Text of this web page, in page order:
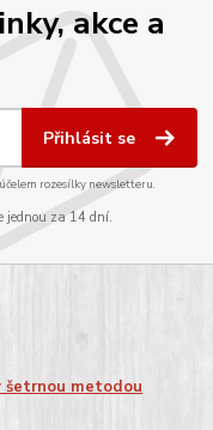
akce a
Přihlásit se
rozesílky newsletteru.
jednou za 14 dní.
šetrnou metodou